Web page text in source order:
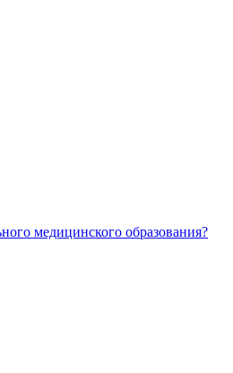
медицинского образования?